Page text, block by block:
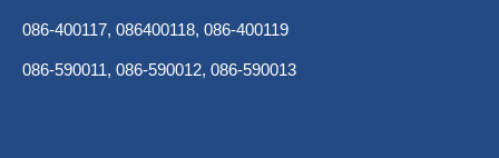
086-400117, 086400118, 086-400119
086-590011, 086-590012, 086-590013